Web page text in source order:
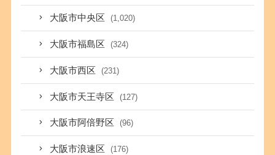
大阪市中央区 (1,020)
大阪市福島区 (324)
大阪市西区 (231)
大阪市天王寺区 (127)
大阪市阿倍野区 (96)
大阪市浪速区 (176)